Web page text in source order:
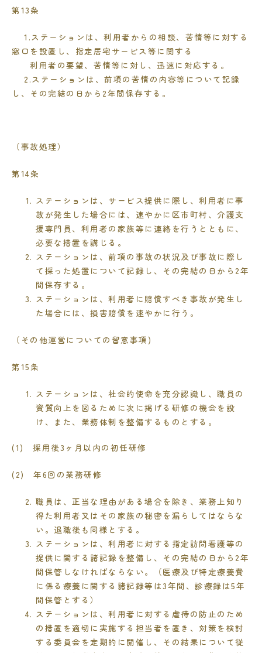
第13条
1.ステーションは、利用者からの相談、苦情等に対する
窓口を設置し、指定居宅サービス等に関する
利用者の要望、苦情等に対し、迅速に対応する。
2.ステーションは、前項の苦情の内容等について記録
し、その完結の日から 2年間保存する。
（事故処理）
第14条
ステーションは、サービス提供に際し、利用者に事
故が発生した場合には、速やかに区市町村、介護支
援専門員、利用者の家族等に連絡を行うとともに、
必要な措置を講じる。
ステーションは、前項の事故の状況及び事故に際し
て採った処置について記録し、その完結の日から2年
間保存する。
ステーションは、利用者に賠償すべき事故が発生し
た場合には、損害賠償を速やかに行う。
（その他運営についての留意事項 )
第15条
ステーションは、社会的使命を充分認識し、職員の
資質向上を図るために次に掲げる研修の機会を設
け、また、業務体制を整備するものとする。
(1) 採用後3 ヶ月以内の初任研修
(2) 年6回の業務研修
職員は、正当な理由がある場合を除き、業務上知り
得た利用者又はその家族の秘密を漏らしてはならな
い。退職後も同様とする。
ステーションは、利用者に対する指定訪問看護等の
提供に関する諸記録を整備し、その完結の日から2年
間保管しなければならない。（医療及び特定療養費
に係る療養に関する諸記録等は3年間、診療録は5年
間保管とする）
ステーションは、利用者に対する虐待の防止のため
の措置を適切に実施する担当者を置き、対策を検討
する委員会を定期的に開催し、その結果について従